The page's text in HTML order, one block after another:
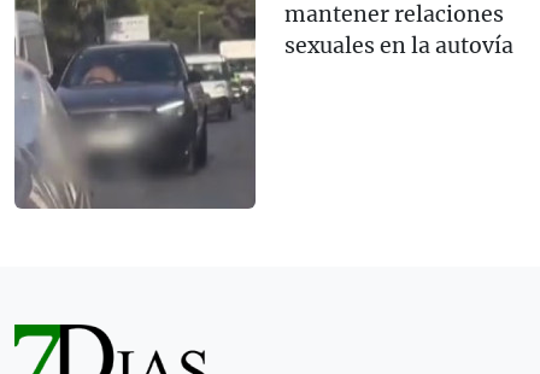
mantener relaciones
sexuales en la autovía